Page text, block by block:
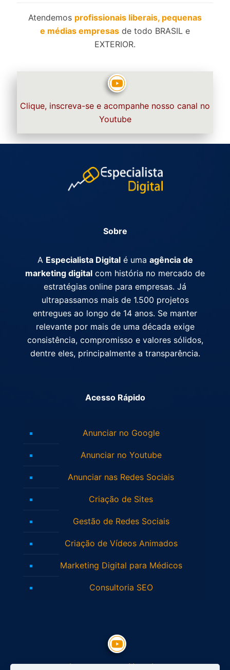
Atendemos profissionais liberais, pequenas
e médias empresas de todo BRASIL e
EXTERIOR.
Clique, inscreva-se e acompanhe nosso canal no
Youtube
Sobre
A Especialista Digitalé uma agência de
marketing digital com história no mercado de
estratégias online para empresas. Já
ultrapassamos mais de 1.500 projetos
entregues ao longo de 14 anos. Se manter
relevante por mais de uma década exige
consistência, compromisso e valores sólidos,
dentre eles, principalmente a transparência.
Acesso Rápido
Anunciar no Google
Anunciar no Youtube
Anunciar nas Redes Sociais
Criação de Sites
Gestão de Redes Sociais
Criação de Vídeos Animados
Marketing Digital para Médicos
Consultoria SEO
Inscreva-se no Youtube